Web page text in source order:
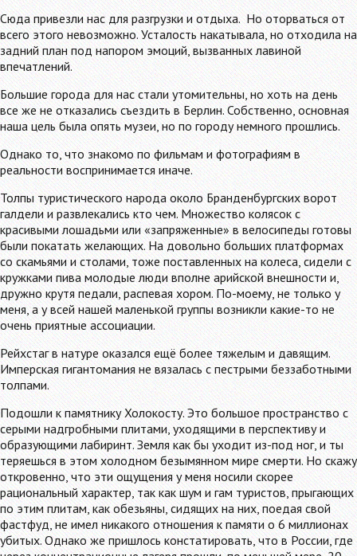
Сюда привезли нас для разгрузки и отдыха. Но оторваться от
всего этого невозможно. Усталость накатывала, но отходила на
задний план под напором эмоций, вызванных лавиной
впечатлений.
Большие города для нас стали утомительны, но хоть на день
все же не отказались съездить в Берлин. Собственно, основная
наша цель была опять музеи, но по городу немного прошлись.
Однако то, что знакомо по фильмам и фотографиям в
реальности воспринимается иначе.
Толпы туристического народа около Бранденбургских ворот
галдели и развлекались кто чем. Множество колясок с
красивыми лошадьми или «запряженные» в велосипеды готовы
были покатать желающих. На довольно больших платформах
со скамьями и столами, тоже поставленных на колеса, сидели с
кружками пива молодые люди вполне арийской внешности и,
дружно крутя педали, распевая хором. По-моему, не только у
меня, а у всей нашей маленькой группы возникли какие-то не
очень приятные ассоциации.
Рейхстаг в натуре оказался ещё более тяжелым и давящим.
Имперская гигантомания не вязалась с пестрыми беззаботными
толпами.
Подошли к памятнику Холокосту. Это большое пространство с
серыми надгробными плитами, уходящими в перспективу и
образующими лабиринт. Земля как бы уходит из-под ног, и ты
теряешься в этом холодном безымянном мире смерти. Но скажу
откровенно, что эти ощущения у меня носили скорее
рациональный характер, так как шум и гам туристов, прыгающих
по этим плитам, как обезьяны, сидящих на них, поедая свой
фастфуд, не имел никакого отношения к памяти о 6 миллионах
убитых. Однако же пришлось констатировать, что в России, где